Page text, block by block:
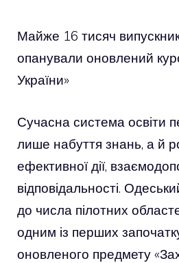
Майже 16 тисяч
опанували оновлений
України»
Сучасна система освіти
лише набуття знань, а й
ефективної дії,
відповідальності.
до числа пілотних
одним із перших
оновленого предмету